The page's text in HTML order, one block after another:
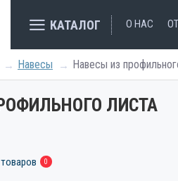
КАТАЛОГ О НАС
Навесы Навесы из
ЛИСТА
0